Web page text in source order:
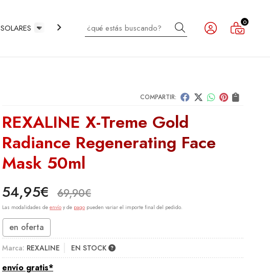
SOLARES CABELLO INFANTIL NOVEDADES OUTLET
Buscar 0
COMPARTIR:
REXALINE X-Treme Gold
Radiance Regenerating Face
Mask 50ml
54,95€ 69,90€
Las modalidades de envío y de pago pueden variar el importe final del pedido.
en oferta
Marca: REXALINE EN STOCK
envío gratis*